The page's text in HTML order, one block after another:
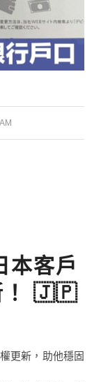
本客戶
！ 🇯🇵
更新，助他穩固